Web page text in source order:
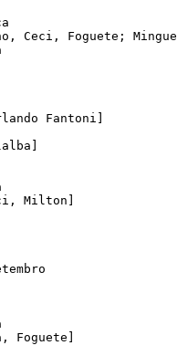
Ceci, Foguete;
Fantoni]
Milton]
Foguete]